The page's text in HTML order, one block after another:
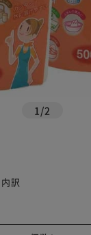
1 /2
内訳